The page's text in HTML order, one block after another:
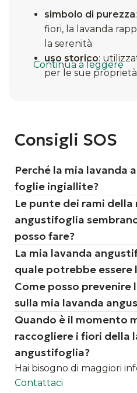
simbolo di purezza
fiori, la lavanda
la serenità
uso storico:
per le sue
resistenza
Continua a leggere
Consigli SOS
Perché la mia lavanda
foglie ingiallite?
Le punte dei rami della
angustifoglia
posso fare?
La mia lavanda
quale potrebbe essere
Come posso
sulla mia lavanda
Quando è il momento
raccogliere i fiori della
angustifoglia?
Hai bisogno di maggiori
Contattaci